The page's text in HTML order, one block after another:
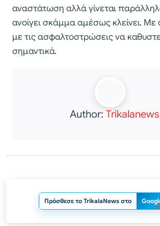
αναστάτωση αλλά γίνεται
ανοίγει σκάμμα αμέσως κλείνει.
με τις ασφαλτοστρώσεις να
σημαντικά.
Author: Trikalanews
Πρόσθεσε το TrikalaNews στο